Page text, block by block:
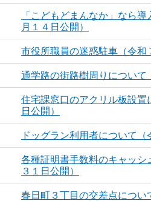
「こどもどまんなか」なら
月１４日公開）
市役所職員の迷惑駐車（令和
通学路の街路樹周りについて
住宅課窓口のアクリル板設置
日公開）
ドッグラン利用者について（
各種証明書手数料のキャッシ
３１日公開）
春日町３丁目の交差点につ